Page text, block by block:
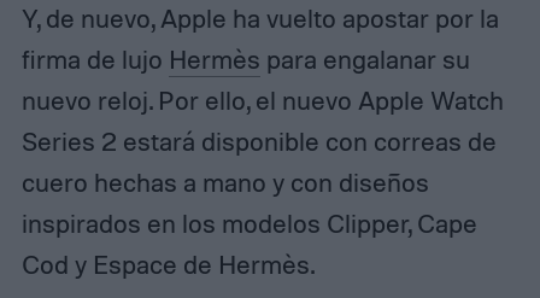
Y, de nuevo, Apple ha vuelto apostar por la
firma de lujo Hermès para engalanar su
nuevo reloj. Por ello, el nuevo Apple Watch
Series 2 estará disponible con correas de
cuero hechas a mano y con diseños
inspirados en los modelos Clipper, Cape
Cod y Espace de Hermès.